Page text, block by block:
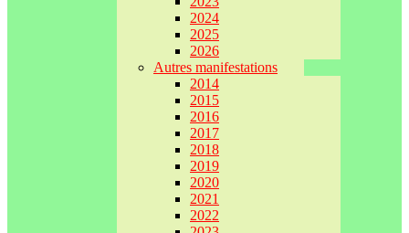
2024
2025
2026
Autres manifestations
2014
2015
2016
2017
2018
2019
2020
2021
2022